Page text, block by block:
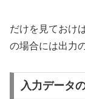
だけを見ておけ
の場合には出力
入力データ